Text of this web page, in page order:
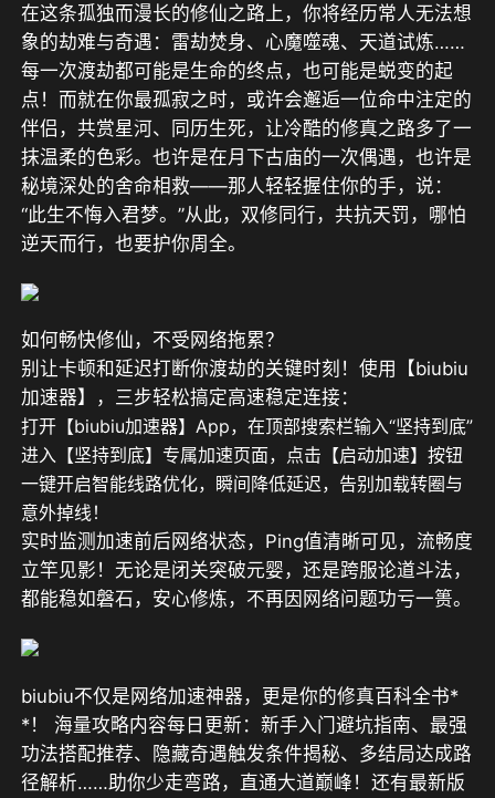
在这条孤独而漫长的修仙之路上，你将经历常人无法想
象的劫难与奇遇：雷劫焚身、心魔噬魂、天道试炼……
每一次渡劫都可能是生命的终点，也可能是蜕变的起
点！而就在你最孤寂之时，或许会邂逅一位命中注定的
伴侣，共赏星河、同历生死，让冷酷的修真之路多了一
抹温柔的色彩。也许是在月下古庙的一次偶遇，也许是
秘境深处的舍命相救——那人轻轻握住你的手，说：
“此生不悔入君梦。”从此，双修同行，共抗天罚，哪怕
逆天而行，也要护你周全。
如何畅快修仙，不受网络拖累？
别让卡顿和延迟打断你渡劫的关键时刻！使用【biubiu
加速器】，三步轻松搞定高速稳定连接：
打开【biubiu加速器】App，在顶部搜索栏输入“坚持到底”
进入【坚持到底】专属加速页面，点击【启动加速】按钮
一键开启智能线路优化，瞬间降低延迟，告别加载转圈与
意外掉线！
实时监测加速前后网络状态，Ping值清晰可见，流畅度
立竿见影！无论是闭关突破元婴，还是跨服论道斗法，
都能稳如磐石，安心修炼，不再因网络问题功亏一篑。
biubiu不仅是网络加速神器，更是你的修真百科全书*
*！ 海量攻略内容每日更新：新手入门避坑指南、最强
功法搭配推荐、隐藏奇遇触发条件揭秘、多结局达成路
径解析……助你少走弯路，直通大道巅峰！还有最新版